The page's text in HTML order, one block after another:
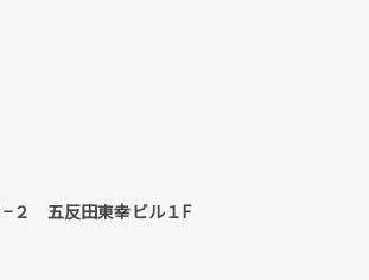
−２ 五反田東幸ビル１F